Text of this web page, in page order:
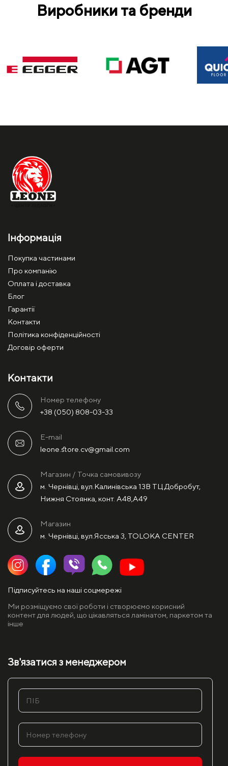
Виробники та бренди
Інформація
Покупка частинами
Про компанію
Оплата і доставка
Блог
Гарантії
Контакти
Політика конфіденційності
Договір оферти
Контакти
Номер телефону
+38 (050) 808-03-33
E-mail
leone.store.cv@gmail.com
Магазин / Точка самовивозу
м. Чернівці, вул.Калинівська 13В ТЦ Добробут,
Нижня Стоянка, конт. А48,А49
Магазин
м. Чернівці, вул.Ясська 3, TOLOKA CENTER
Підписуйтесь на наші соцмережі
Ми розміщуємо свої роботи і створюємо корисний
контент для людей, що цікавляться ламінатом, паркетом та
інше
Зв'язатися з менеджером